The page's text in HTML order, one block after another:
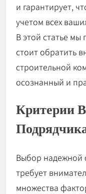
и гарантирует,
учетом всех
В этой статье
стоит обратить
строительной
осознанный и
Критерии
Выбор надежной
требует
множества